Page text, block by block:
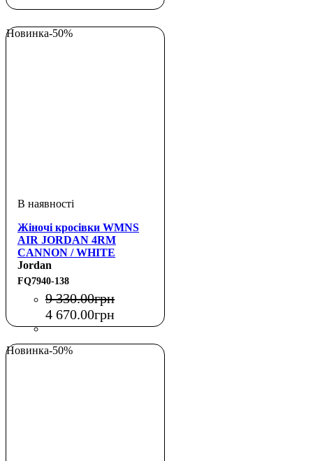
Новинка-50%
Жіночі кросівки WMNS
AIR JORDAN 4RM
CANNON / WHITE
Jordan
FQ7940-138
9 330.00грн
4 670.00грн
Новинка-50%